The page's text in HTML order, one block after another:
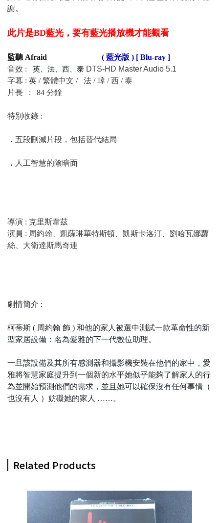
謝。
此片是BD藍光，要有藍光播放機才能觀看
監聽 Afraid
( 藍光版 ) [ Blu-ray ]
音效 : 英、法、西、泰 DTS-HD Master Audio 5.1
字幕 : 英 / 繁體中文 / 法 / 韓 / 西 / 泰
片長 : 84 分鐘
特別收錄 :
． 五段刪減片段，包括替代結局
． 人工智慧的陰暗面
導演 : 克里斯韋茲
演員 : 周約翰、凱薩琳華特斯頓、凱斯卡洛汀、劉哈瓦娜蘿
絲、大衛達斯馬奇連
劇情簡介 :
柯蒂斯 ( 周約翰 飾 ) 和他的家人被選中測試一款革命性的新
型家居設備：名為愛雅的下一代數位助理。
一旦該設備及其所有感測器和攝影機安裝在他們的家中，愛
雅將智慧家庭提升到一個新的水平她似乎能夠了解家人的行
為並開始預測他們的需求，並且她可以確保沒有任何事情（
也沒有人 ）妨礙她的家人 ……。
Related Products